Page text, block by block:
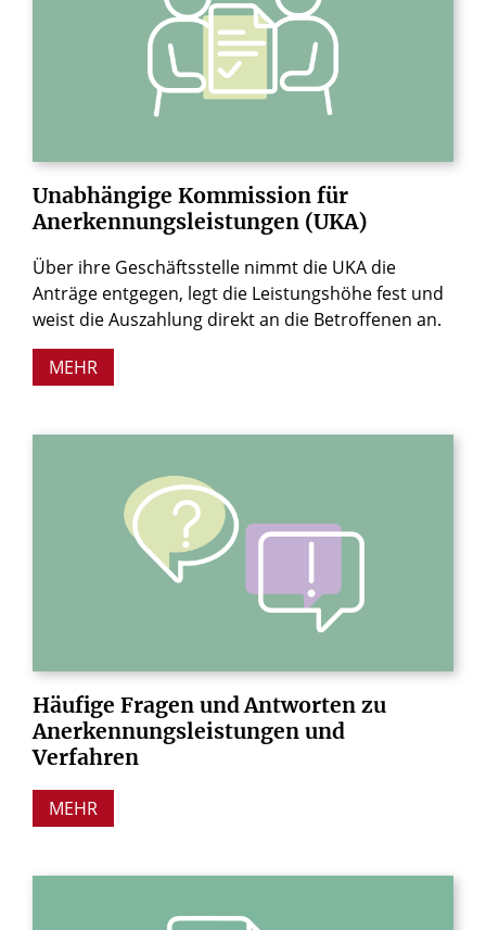
Unabhängige Kommission für
Anerkennungsleistungen (UKA)
Über ihre Geschäftsstelle nimmt die UKA die
Anträge entgegen, legt die Leistungshöhe fest und
weist die Auszahlung direkt an die Betroffenen an.
MEHR
Häufige Fragen undAntworten zu
Anerkennungsleistungen und
Verfahren
MEHR